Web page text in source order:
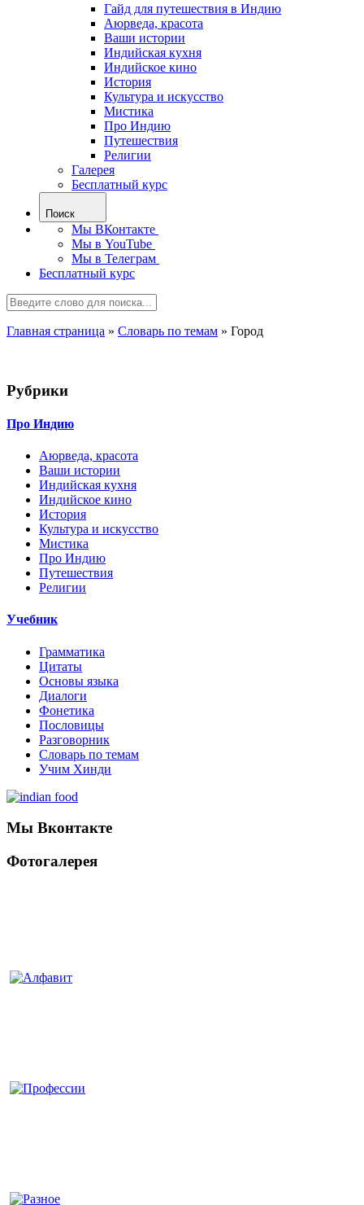
Гайд для путешествия в Индию
Аюрведа, красота
Ваши истории
Индийская кухня
Индийское кино
История
Культура и искусство
Мистика
Про Индию
Путешествия
Религии
Галерея
Бесплатный курс
Поиск
Мы ВКонтакте
Мы в YouTube
Мы в Телеграм
Бесплатный курс
Главная страница » Словарь по темам » Город
Рубрики
Про Индию
Аюрведа, красота
Ваши истории
Индийская кухня
Индийское кино
История
Культура и искусство
Мистика
Про Индию
Путешествия
Религии
Учебник
Грамматика
Цитаты
Основы языка
Диалоги
Фонетика
Пословицы
Разговорник
Словарь по темам
Учим Хинди
Мы Вконтакте
Фотогалерея